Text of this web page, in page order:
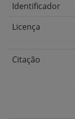
Identificador
Licença
Citação